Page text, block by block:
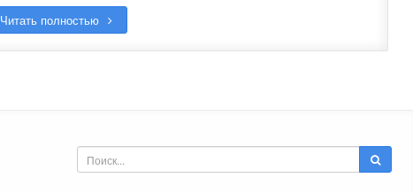
Читать полностью